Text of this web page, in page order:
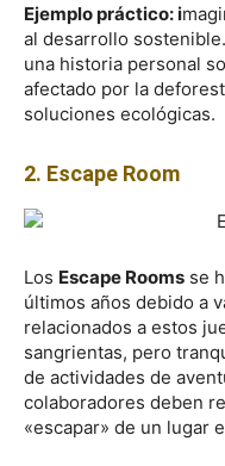
Ejemplo práctico: i
al desarrollo
una historia personal
afectado por la
soluciones ecológicas.
2. Escape Room
Los Escape Rooms se
últimos años debido a
relacionados a estos
sangrientas, pero
de actividades de
colaboradores deben
«escapar» de un lugar